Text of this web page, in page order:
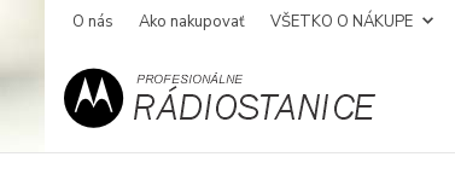
O nás Ako nakupovať VŠETKO O NÁKUPE